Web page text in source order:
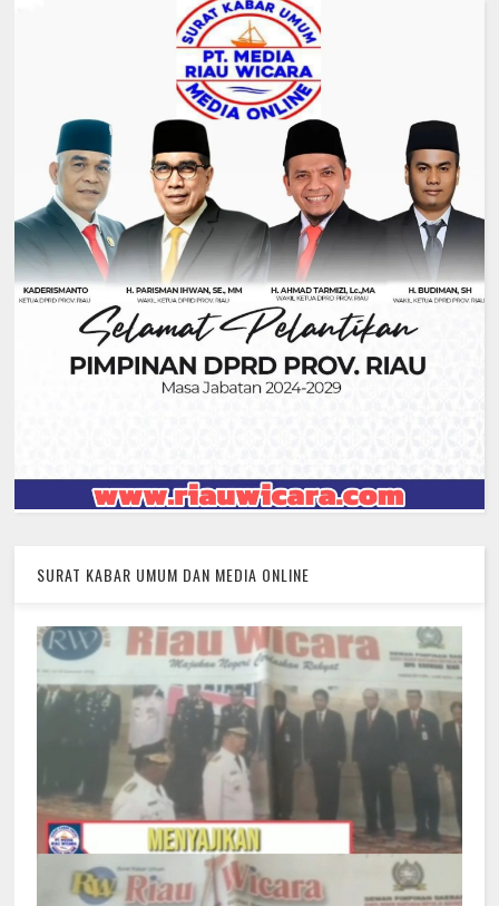
SURAT KABAR UMUM DAN MEDIA ONLINE